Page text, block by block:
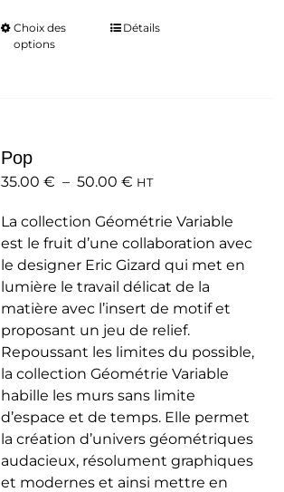
Choix des
options
Ce
peuvent
choisies
sur
la
page
du
produit
Détails
Pop
35.00 € – 50.00 €Plage
prix :
35.00 €
à
50.00 €
HT
La collection Géométrie Variable
est le fruit d’une collaboration avec
le designer Eric Gizard qui met en
lumière le travail délicat de la
matière avec l’insert de motif et
proposant un jeu de relief.
Repoussant les limites du possible,
la collection Géométrie Variable
habille les murs sans limite
d’espace et de temps. Elle permet
la création d’univers géométriques
audacieux, résolument graphiques
et modernes et ainsi mettre en